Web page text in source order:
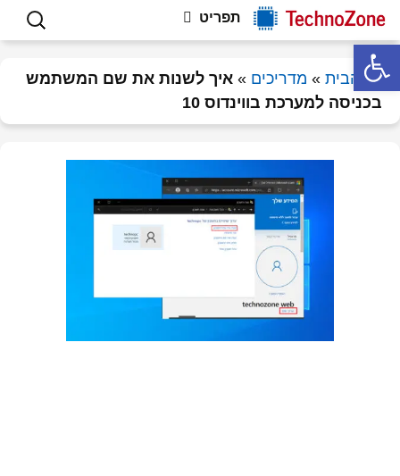
Technozone
פתרון תקלות חומרה ותוכנה, וטיפים
למחשבים
תפריט חיפוש:
דף הבית » מדריכים » איך לשנות את שם המשתמש
בכניסה למערכת בווינדוס 10
פתח סרגל נגישות